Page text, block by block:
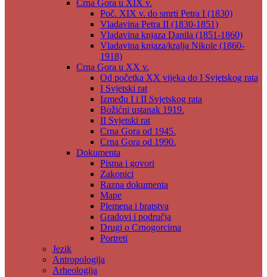
Crna Gora u XIX v.
Poč. XIX v. do smrti Petra I (1830)
Vladavina Petra II (1830-1851)
Vladavina knjaza Danila (1851-1860)
Vladavina knjaza/kralja Nikole (1860-
1918)
Crna Gora u XX v.
Od početka XX vijeka do I Svjetskog rata
I Svjetski rat
Između I i II Svjetskog rata
Božićni ustanak 1919.
II Svjetski rat
Crna Gora od 1945.
Crna Gora od 1990.
Dokumenta
Pisma i govori
Zakonici
Razna dokumenta
Mape
Plemena i bratstva
Gradovi i područja
Drugi o Crnogorcima
Portreti
Jezik
Antropologija
Arheologija